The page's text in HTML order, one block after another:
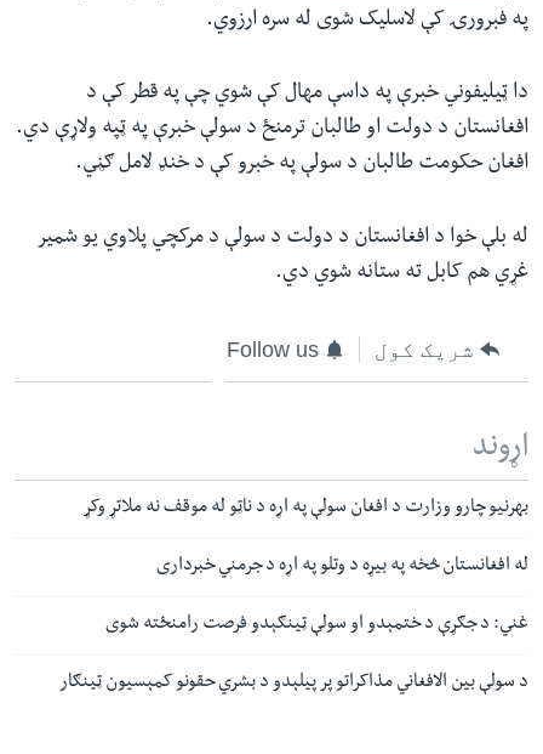
په فبرورۍ کې لاسلیک شوی له سره ارزوي.
دا ټيلیفوني خبرې په داسې مهال کې شوي چې په قطر کې د
افغانستان د دولت او طالبان ترمنځ د سولې خبرې په ټپه ولاړې دي.
افغان حکومت طالبان د سولې په خبرو کې د خنډ لامل ګڼي.
له بلې خوا د افغانستان د دولت د سولې د مرکچي پلاوي یو شمیر
غړي هم کابل ته ستانه شوي دي.
شریک کول Follow us
اړوند
بهرنیو چارو وزارت د افغان سولې په اړه د ناټو له موقف نه ملاتړ وکړ
له افغانستان څخه په بیړه د وتلو په اړه د جرمني خبرداری
غني: د جګړې د ختمېدو او سولې ټینګېدو فرصت رامنځته شوی
د سولې بین الافغاني مذاکراتو پر پیلېدو د بشري حقونو کمېسیون ټينګار